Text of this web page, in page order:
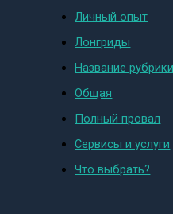
Личный опыт
Лонгриды
Название
Общая
Полный провал
Сервисы и услуги
Что выбрать?